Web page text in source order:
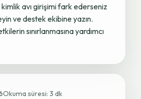
avı girişimi fark ederseniz
ve destek ekibine yazın.
sınırlanmasına yardımcı
Okuma süresi: 3 dk